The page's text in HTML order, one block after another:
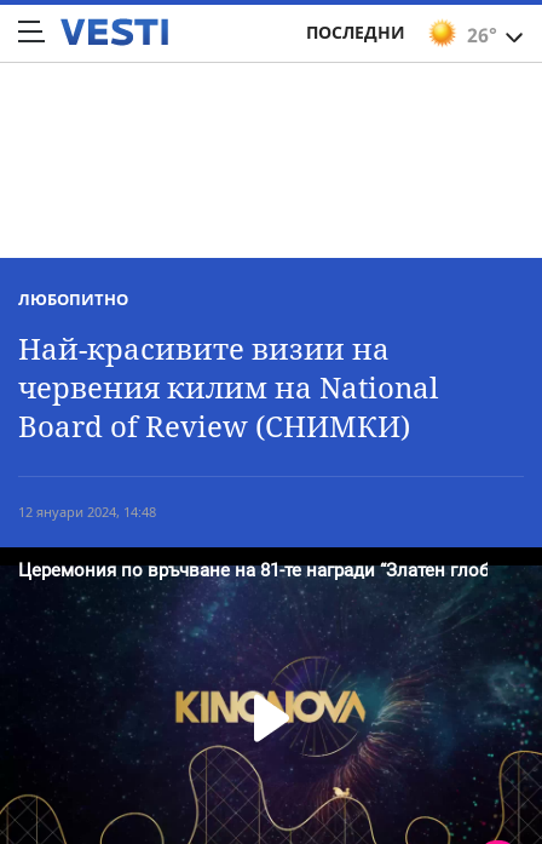
26°
ПОСЛЕДНИ
ЛЮБОПИТНО
Най-красивите визии на
червения килим на National
Board of Review (СНИМКИ)
12 януари 2024, 14:48